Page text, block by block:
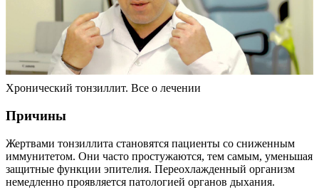
Хронический тонзиллит. Все о лечении
Причины
Жертвами тонзиллита становятся пациенты со сниженным
иммунитетом. Они часто простужаются, тем самым, уменьшая
защитные функции эпителия. Переохлажденный организм
немедленно проявляется патологией органов дыхания.